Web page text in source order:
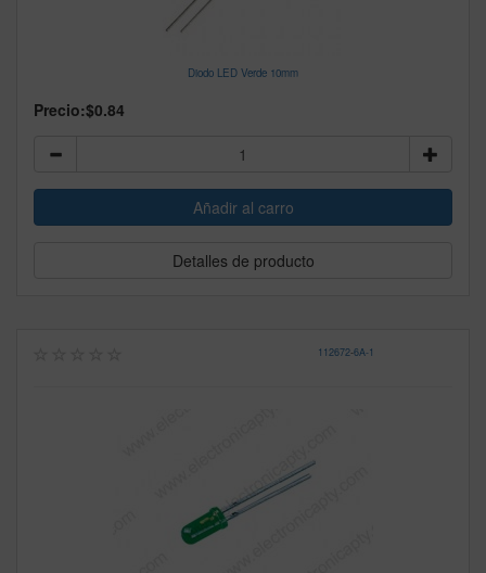
Diodo LED Verde 10mm
Precio:$0.84
Detalles de producto
112672-6A-1